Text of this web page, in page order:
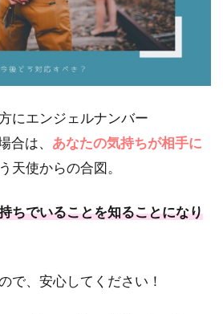
にエンジェルナンバー
合は、 あなたの気持ちが相手に
天使からの合図。
ちでいることを知ることになり
で、安心してください！